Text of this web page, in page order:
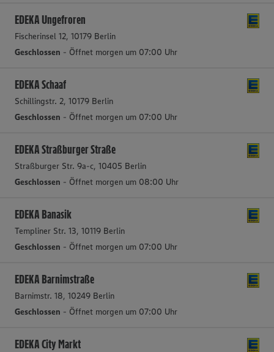
EDEKA Ungefroren
Fischerinsel 12, 10179 Berlin
Geschlossen - Öffnet morgen um 07:00 Uhr
EDEKA Schaaf
Schillingstr. 2, 10179 Berlin
Geschlossen - Öffnet morgen um 07:00 Uhr
EDEKA Straßburger Straße
Straßburger Str. 9a-c, 10405 Berlin
Geschlossen - Öffnet morgen um 08:00 Uhr
EDEKA Banasik
Templiner Str. 13, 10119 Berlin
Geschlossen - Öffnet morgen um 07:00 Uhr
EDEKA Barnimstraße
Barnimstr. 18, 10249 Berlin
Geschlossen - Öffnet morgen um 07:00 Uhr
EDEKA City Markt